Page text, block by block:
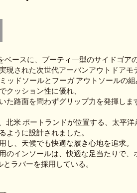
ベースに、ブーティ―型のサイドゴア
現された次世代アーバンアウトドアモ
ミッドソールとフーガ アウトソールの
クッション性に優れ、
た路面を問わずグリップ力を発揮しま
北米 ポートランドが位置する、太平
ように設計されました。
し、天候でも快適な履き心地を追求。
のインソールは、快適な足当たりで、
とラバーを採用している。